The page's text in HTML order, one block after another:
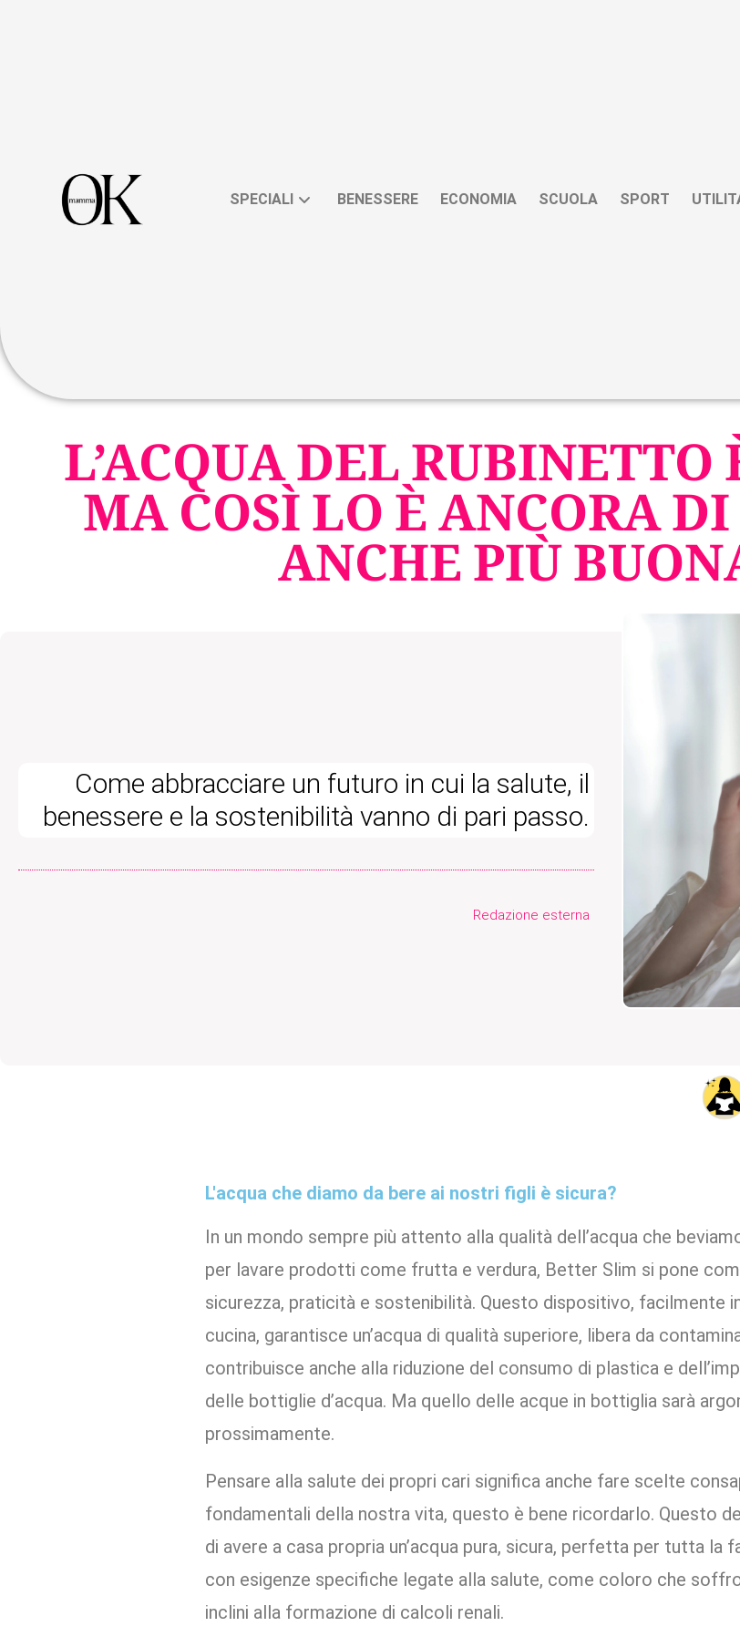
SPECIALI BENESSERE ECONOMIA SCUOLA SPORT
L’ACQUA DEL RUBINETTO
MA COSÌ LO È ANCORA
ANCHE PIÙ
Come abbracciare un futuro in cui la salute, il
benessere e la sostenibilità vanno di pari passo.
Redazione esterna
L'acqua che diamo da bere ai nostri figli è sicura?
In un mondo sempre più attento alla qualità dell’acqua che
per lavare prodotti come frutta e verdura, Better Slim si pone
sicurezza, praticità e sostenibilità. Questo dispositivo,
cucina, garantisce un’acqua di qualità superiore, libera da
contribuisce anche alla riduzione del consumo di plastica e
delle bottiglie d’acqua. Ma quello delle acque in bottiglia sarà
prossimamente.
Pensare alla salute dei propri cari significa anche fare scelte
fondamentali della nostra vita, questo è bene ricordarlo. Questo
di avere a casa propria un’acqua pura, sicura, perfetta per tutta la
con esigenze specifiche legate alla salute, come coloro che
inclini alla formazione di calcoli renali.